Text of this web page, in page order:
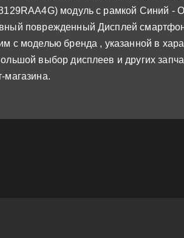
модуль с рамкой Синий -
поврежденный Дисплей
с моделью бренда , указанной в
выбор дисплеев и других
магазина.